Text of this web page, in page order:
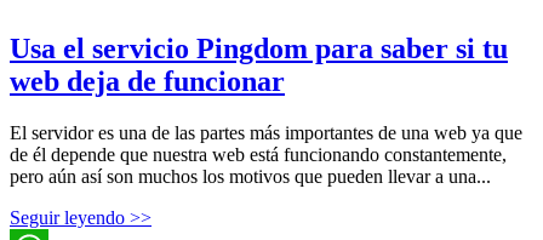
Usa el servicio Pingdom para saber si tu
web deja de funcionar
El servidor es una de las partes más importantes de una web ya que
de él depende que nuestra web está funcionando constantemente,
pero aún así son muchos los motivos que pueden llevar a una...
Seguir leyendo >>